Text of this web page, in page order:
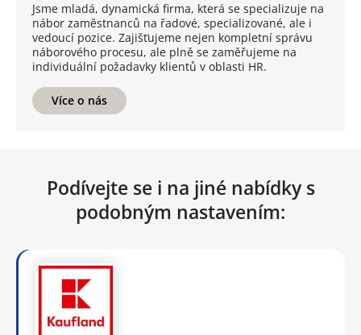
Jsme mladá, dynamická firma, která se specializuje na
nábor zaměstnanců na řadové, specializované, ale i
vedoucí pozice. Zajišťujeme nejen kompletní správu
náborového procesu, ale plně se zaměřujeme na
individuální požadavky klientů v oblasti HR.
Více o nás
Podívejte se i na jiné nabídky s
podobným nastavením: